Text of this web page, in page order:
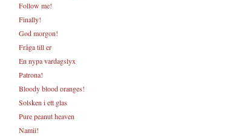
Follow me!
Finally!
God morgon!
Fråga till er
En nypa vardagslyx
Patrona!
Bloody blood oranges!
Solsken i ett glas
Pure peanut heaven
Namii!